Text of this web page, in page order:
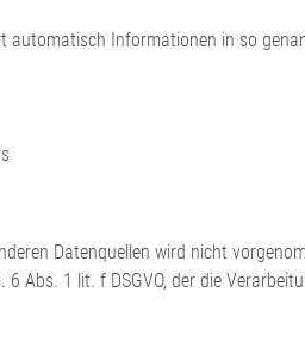
automatisch Informationen in so
Datenquellen wird nicht
Abs. 1 lit. f DSGVO, der die